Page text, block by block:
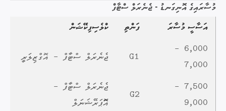
މުސާރައިގެ އޮނިގަނޑު - ޖެނެރަލް ސްޓާފް
އަސާސީ މުސާރަ
ފަންތި ކްލެސިފިކޭޝަން
6,000 -
7,000
G1 ޖެނެރަލް ސްޓާފް - އޮގްޒިލަރީ
7,500 -
9,000
G2
ޖެނެރަލް ސްޓާފް -
އޮޮޕަރޭޝަނަލް